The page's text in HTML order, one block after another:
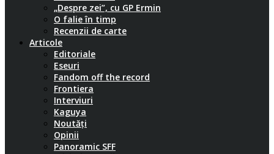
„Despre zei”, cu GP Ermin
O falie în timp
Recenzii de carte
Articole
Editoriale
Eseuri
Fandom off the record
Frontiera
Interviuri
Kaguya
Noutăți
Opinii
Panoramic SFF